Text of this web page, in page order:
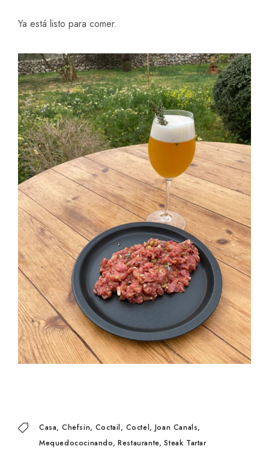
Ya está listo para comer.
Casa Chefsin Coctail Coctel Joan Canals
Mequedococinando Restaurante Steak Tartar